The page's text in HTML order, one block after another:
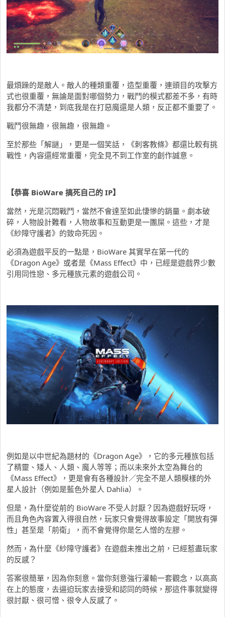
最煩躁的是敵人。敵人的種類重覆，造型重覆，連頭目的攻擊方
式也很重覆，無論是面對哪個勢力，戰鬥的模式都差不多，有時
我都分不清楚，到底我是在打惡魔還是人類，反正都不重要了。
戰鬥很無趣，很無趣，很無趣。
至於那些「解謎」，更是一個笑話，《刺客教條》都還比較有挑
戰性，內容還經常重覆，完全見不到工作室的創作誠意。
【恭喜 BioWare 搞死自己的 IP】
當然，光是沉悶戰鬥，當然不會達至如此悽慘的銷量。劇本破
碎，人物設計難看，人物故事和互動更是一團屎。這些，才是
《紗障守護者》的致命死因。
必須為遊戲平反的一點是，BioWare 其實早在第一代的
《Dragon Age》或者是《Mass Effect》中，已經是遊戲界少數
引用同性戀、多元種族元素的遊戲公司。
例如是以中世紀為題材的《Dragon Age》，它的多元種族包括
了精靈、矮人、人類、魔人等等；而以未來外太空為舞台的
《Mass Effect》，更是會有各種設計／完全不是人類模樣的外
星人設計（例如是藍色外星人 Dahlia）。
但是，為什麼從前的 BioWare 不受人討厭？因為遊戲好玩呀，
而且角色內容置入得很自然，玩家只會覺得故事設定「開放有彈
性」甚至是「前衛」，而不會覺得你是乞人憎的左膠。
然而，為什麼《紗障守護者》在遊戲未推出之前，已經惹盡玩家
的反感？
答案很簡單，因為你刻意。當你刻意強行灌輸一套觀念，以高高
在上的態度，去逼迫玩家去接受和認同的時候，那這件事就變得
很討厭、很可憎、很令人反感了。